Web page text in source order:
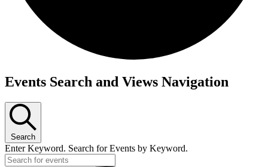
Events Search and Views Navigation
Search
Enter Keyword. Search for Events by Keyword.